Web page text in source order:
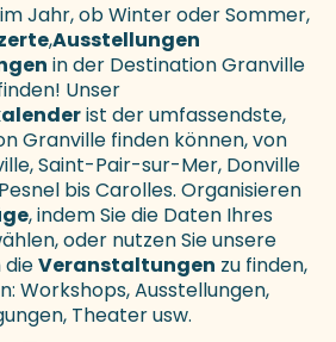
Jahr, ob Winter oder Sommer,
,Ausstellungen
in der Destination Granville
Unser
ist der umfassendste,
Granville finden können, von
Saint-Pair-sur-Mer, Donville
bis Carolles. Organisieren
, indem Sie die Daten Ihres
oder nutzen Sie unsere
dieVeranstaltungen zu finden,
Workshops, Ausstellungen,
Theater usw.